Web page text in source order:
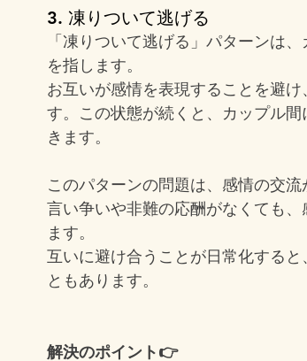
3. 凍りついて逃げる
「凍りついて逃げる」パターンは
を指します。
お互いが感情を表現することを避
す。この状態が続くと、カップル
きます。
このパターンの問題は、感情の交流
言い争いや非難の応酬がなくても
ます。
互いに避け合うことが日常化する
ともあります。
解決のポイント👉